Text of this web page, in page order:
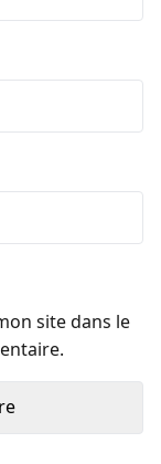
site dans le